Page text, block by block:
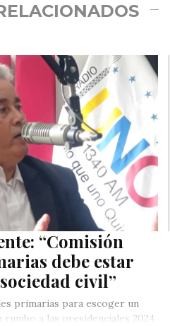
“Comisión
debe estar
civil”
primarias para escoger un
a las presidenciales 2024